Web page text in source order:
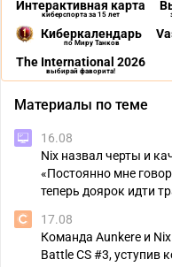
Интерактивная карта
киберспорта за 15 лет
Киберкалендарь
по Миру Танков
The International 2026
выбирай фаворита!
Материалы по теме
16.08
Nix назвал черты и
«Постоянно мне
теперь доярок идти
17.08
Команда Aunkere и
Battle CS #3, уступив